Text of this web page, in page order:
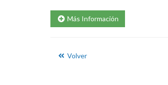
Más Información
Volver